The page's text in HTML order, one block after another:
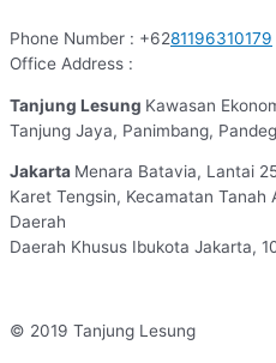
Phone Number : +6281196310179
Office Address :
Tanjung Lesung Kawasan
Tanjung Jaya, Panimbang,
Jakarta Menara Batavia, Lantai
Karet Tengsin, Kecamatan Tanah
Daerah
Daerah Khusus Ibukota Jakarta,
© 2019 Tanjung Lesung